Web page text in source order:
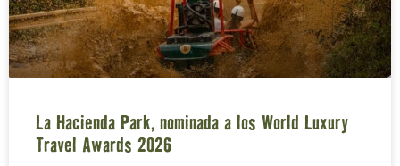
La Hacienda Park, nominada a los World Luxury
Travel Awards 2026